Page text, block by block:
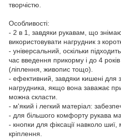
творчістю.
Особливості:
- 2 в 1, завдяки рукавам, що
використовувати нагрудник з
- універсальний, оскільки
час введення прикорму і до 4 років
(ліплення, живопис тощо).
- ефективний, завдяки кишені для
нагрудника, якщо вона заважає при
можна скласти.
- м'який і легкий матеріал:
- для більшого комфорту рукава
- кнопки для фіксації навколо
кріплення.